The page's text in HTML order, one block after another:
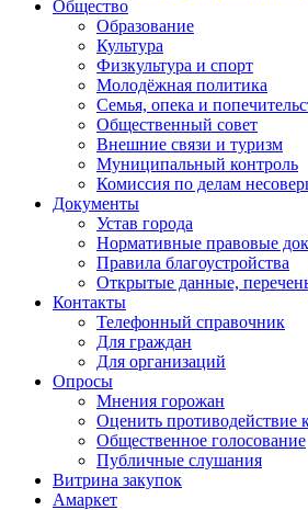
Общество
Образование
Культура
Физкультура и спорт
Молодёжная политика
Семья, опека и
Общественный совет
Внешние связи и туризм
Муниципальный контроль
Комиссия по делам
Документы
Устав города
Нормативные правовые
Правила благоустройства
Открытые данные,
Контакты
Телефонный справочник
Для граждан
Для организаций
Опросы
Мнения горожан
Оценить противодействие
Общественное голосование
Публичные слушания
Витрина закупок
Амаркет